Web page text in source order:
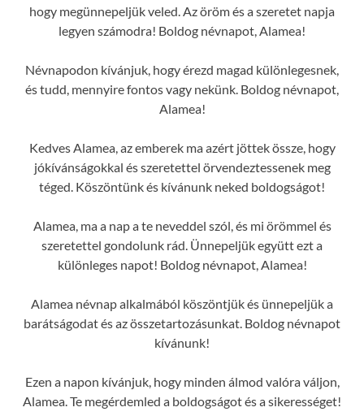
hogy megünnepeljük veled. Az öröm és a szeretet napja
legyen számodra! Boldog névnapot, Alamea!
Névnapodon kívánjuk, hogy érezd magad különlegesnek,
és tudd, mennyire fontos vagy nekünk. Boldog névnapot,
Alamea!
Kedves Alamea, az emberek ma azért jöttek össze, hogy
jókívánságokkal és szeretettel örvendeztessenek meg
téged. Köszöntünk és kívánunk neked boldogságot!
Alamea, ma a nap a te neveddel szól, és mi örömmel és
szeretettel gondolunk rád. Ünnepeljük együtt ezt a
különleges napot! Boldog névnapot, Alamea!
Alamea névnap alkalmából köszöntjük és ünnepeljük a
barátságodat és az összetartozásunkat. Boldog névnapot
kívánunk!
Ezen a napon kívánjuk, hogy minden álmod valóra váljon,
Alamea. Te megérdemled a boldogságot és a sikerességet!